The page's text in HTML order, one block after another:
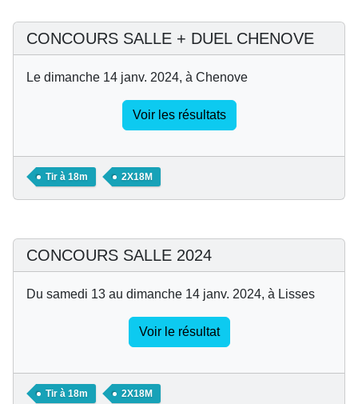
CONCOURS SALLE + DUEL CHENOVE
Le dimanche 14 janv. 2024, à Chenove
Voir les résultats
Tir à 18m 2X18M
CONCOURS SALLE 2024
Du samedi 13 au dimanche 14 janv. 2024, à Lisses
Voir le résultat
Tir à 18m 2X18M